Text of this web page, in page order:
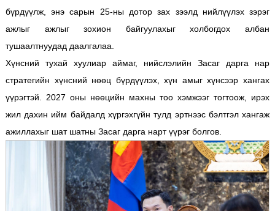
бүрдүүлж, энэ сарын 25-ны дотор зах зээлд нийлүүлэх зэрэг
ажлыг ажлыг зохион байгуулахыг холбогдох албан
тушаалтнуудад даалгалаа.
Хүнсний тухай хуулиар аймаг, нийслэлийн Засаг дарга нар
стратегийн хүнсний нөөц бүрдүүлэх, хүн амыг хүнсээр хангах
үүрэгтэй. 2027 оны нөөцийн махны тоо хэмжээг тогтоож, ирэх
жил дахин ийм байдалд хүргэхгүйн тулд эртнээс бэлтгэл хангаж
ажиллахыг шат шатны Засаг дарга нарт үүрэг болгов.